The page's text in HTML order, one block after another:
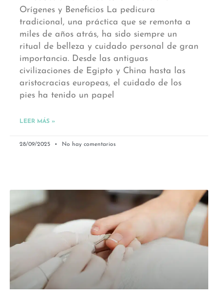
Orígenes y Beneficios La pedicura
tradicional, una práctica que se remonta a
miles de años atrás, ha sido siempre un
ritual de belleza y cuidado personal de gran
importancia. Desde las antiguas
civilizaciones de Egipto y China hasta las
aristocracias europeas, el cuidado de los
pies ha tenido un papel
LEER MÁS »
28/09/2025 No hay comentarios